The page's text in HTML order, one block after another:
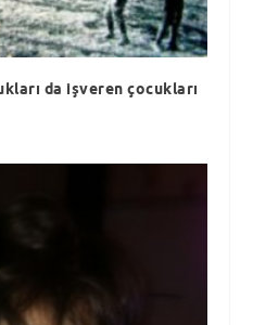
da işveren çocukları